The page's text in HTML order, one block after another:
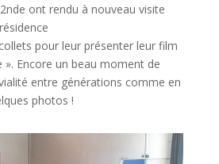
2nde ont rendu à nouveau visite
pour leur présenter leur film
». Encore un beau moment de
entre générations comme en
photos !